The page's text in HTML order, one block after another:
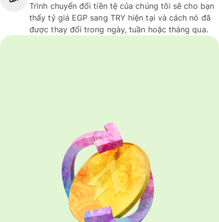
Trình chuyển đổi tiền tệ của chúng tôi sẽ cho bạn
thấy tỷ giá EGP sang TRY hiện tại và cách nó đã
được thay đổi trong ngày, tuần hoặc tháng qua.